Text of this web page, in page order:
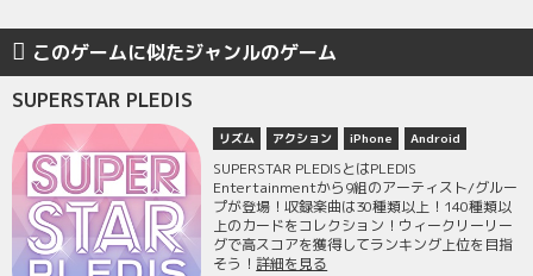
このゲームに似たジャンルのゲーム
SUPERSTAR PLEDIS
リズム アクション iPhone Android
SUPERSTAR PLEDISとはPLEDIS
Entertainmentから9組のアーティスト/グルー
プが登場！収録楽曲は30種類以上！140種類以
上のカードをコレクション！ウィークリーリー
グで高スコアを獲得してランキング上位を目指
そう！詳細を見る